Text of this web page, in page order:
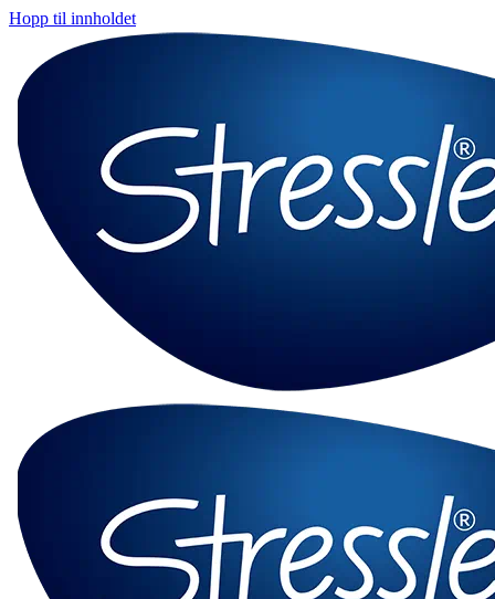
Hopp til innholdet